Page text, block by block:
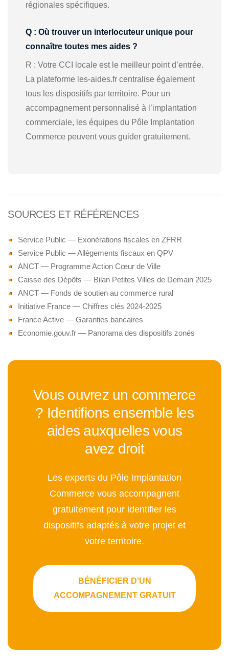
régionales spécifiques.
Q : Où trouver un interlocuteur unique pour
connaître toutes mes aides ?
R : Votre CCI locale est le meilleur point d’entrée.
La plateforme les-aides.fr centralise également
tous les dispositifs par territoire. Pour un
accompagnement personnalisé à l’implantation
commerciale, les équipes du Pôle Implantation
Commerce peuvent vous guider gratuitement.
SOURCES ET RÉFÉRENCES
Service Public — Exonérations fiscales en ZFRR
Service Public — Allègements fiscaux en QPV
ANCT — Programme Action Cœur de Ville
Caisse des Dépôts — Bilan Petites Villes de Demain 2025
ANCT — Fonds de soutien au commerce rural
Initiative France — Chiffres clés 2024-2025
France Active — Garanties bancaires
Economie.gouv.fr — Panorama des dispositifs zonés
Vous ouvrez un commerce
? Identifions ensemble les
aides auxquelles vous
avez droit
Les experts du Pôle Implantation
Commerce vous accompagnent
gratuitement pour identifier les
dispositifs adaptés à votre projet et
votre territoire.
BÉNÉFICIER D’UN
ACCOMPAGNEMENT GRATUIT